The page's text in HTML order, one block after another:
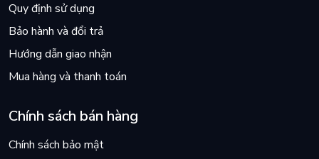
Quy định sử dụng
Bảo hành và đổi trả
Hướng dẫn giao nhận
Mua hàng và thanh toán
Chính sách bán hàng
Chính sách bảo mật